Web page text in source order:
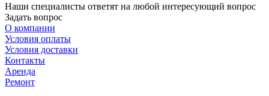
Наши специалисты ответят на любой интересующий вопрос
Задать вопрос
О компании
Условия оплаты
Условия доставки
Контакты
Аренда
Ремонт